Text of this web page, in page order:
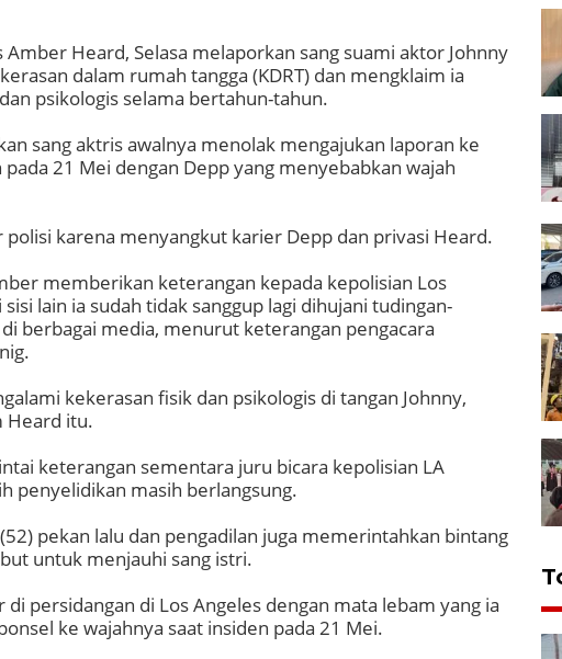
Heard, Selasa melaporkan sang suami aktor Johnny
dalam rumah tangga (KDRT) dan mengklaim ia
psikologis selama bertahun-tahun.
sang aktris awalnya menolak mengajukan laporan ke
21 Mei dengan Depp yang menyebabkan wajah
karena menyangkut karier Depp dan privasi Heard.
memberikan keterangan kepada kepolisian Los
lain ia sudah tidak sanggup lagi dihujani tudingan-
berbagai media, menurut keterangan pengacara
kekerasan fisik dan psikologis di tangan Johnny,
Heard itu.
keterangan sementara juru bicara kepolisian LA
penyelidikan masih berlangsung.
pekan lalu dan pengadilan juga memerintahkan bintang
untuk menjauhi sang istri.
di persidangan di Los Angeles dengan mata lebam yang ia
ke wajahnya saat insiden pada 21 Mei.